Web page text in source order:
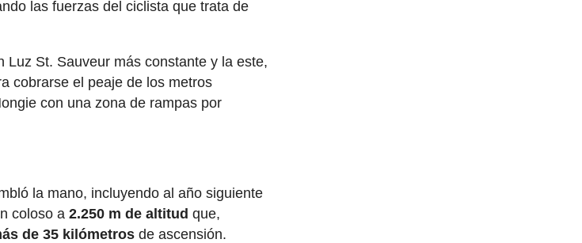
las fuerzas del ciclista que trata de
St. Sauveur más constante y la este,
cobrarse el peaje de los metros
con una zona de rampas por
la mano, incluyendo al año siguiente
coloso a2.250 m de altitud que,
de 35 kilómetros de ascensión.